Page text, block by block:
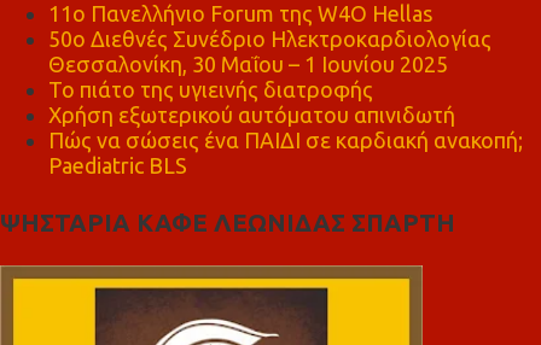
11ο Πανελλήνιο Forum της W4O Hellas
50ο Διεθνές Συνέδριο Ηλεκτροκαρδιολογίας
Θεσσαλονίκη, 30 Μαΐου – 1 Ιουνίου 2025
Το πιάτο της υγιεινής διατροφής
Χρήση εξωτερικού αυτόματου απινιδωτή
Πώς να σώσεις ένα ΠΑΙΔΙ σε καρδιακή ανακοπή;
Paediatric BLS
ΨΗΣΤΑΡΙΑ ΚΑΦΕ ΛΕΩΝΙΔΑΣ ΣΠΑΡΤΗ